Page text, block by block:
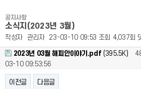
공지사항
소식지(2023년 3월)
작성자 관리자 23-03-10 09:53 조회 4,037회
2023년 03월 해피안이야기.pdf (395.5K)
03-10 09:53:56
이전글 다음글